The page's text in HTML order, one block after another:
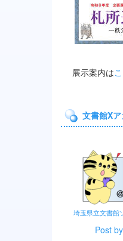
展示案内は
文書館X
埼玉県立文書館
Post